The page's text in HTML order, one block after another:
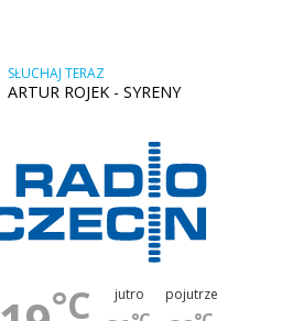
SŁUCHAJ TERAZ
ARTUR ROJEK - SYRENY
°C jutro pojutrze